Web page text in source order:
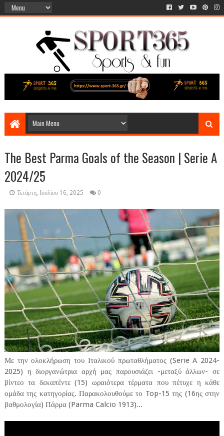
The Best Parma Goals of the Season | Serie A
2024/25
Τετάρτη, Ιουλίου 16, 2025 0
Με την ολοκλήρωση του Ιταλικού πρωταθλήματος (Serie A 2024-
2025) η διοργανώτρια αρχή μας παρουσιάζει -μεταξύ άλλων- σε
βίντεο τα δεκαπέντε (15) ωραιότερα τέρματα που πέτυχε η κάθε
ομάδα της κατηγορίας. Παρακολουθούμε το Top-15 της (16ης στην
βαθμολογία) Πάρμα (Parma Calcio 1913)...